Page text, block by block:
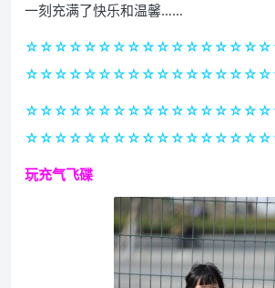
一刻充满了快乐和温馨……
玩充气飞碟